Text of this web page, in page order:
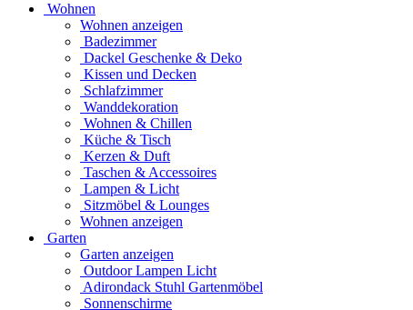
Wohnen
Wohnen anzeigen
Badezimmer
Dackel Geschenke & Deko
Kissen und Decken
Schlafzimmer
Wanddekoration
Wohnen & Chillen
Küche & Tisch
Kerzen & Duft
Taschen & Accessoires
Lampen & Licht
Sitzmöbel & Lounges
Wohnen anzeigen
Garten
Garten anzeigen
Outdoor Lampen Licht
Adirondack Stuhl Gartenmöbel
Sonnenschirme